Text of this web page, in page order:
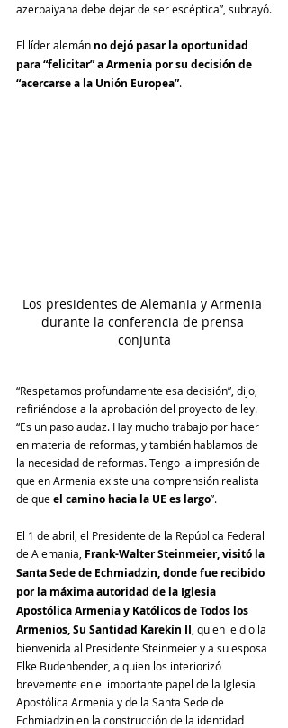
azerbaiyana debe dejar de ser escéptica”, subrayó.
El líder alemán no dejó pasar la oportunidad
para “felicitar” a Armenia por su decisión de
“acercarse a la Unión Europea”.
Los presidentes de Alemania y Armenia
durante la conferencia de prensa
conjunta
“Respetamos profundamente esa decisión”, dijo,
refiriéndose a la aprobación del proyecto de ley.
“Es un paso audaz. Hay mucho trabajo por hacer
en materia de reformas, y también hablamos de
la necesidad de reformas. Tengo la impresión de
que en Armenia existe una comprensión realista
de que el camino hacia la UE es largo”.
El 1 de abril, el Presidente de la República Federal
de Alemania, Frank-Walter Steinmeier, visitó la
Santa Sede de Echmiadzin, donde fue recibido
por la máxima autoridad de la Iglesia
Apostólica Armenia y Katólicos de Todos los
Armenios, Su Santidad Karekín II , quien le dio la
bienvenida al Presidente Steinmeier y a su esposa
Elke Budenbender, a quien los interiorizó
brevemente en el importante papel de la Iglesia
Apostólica Armenia y de la Santa Sede de
Echmiadzin en la construcción de la identidad